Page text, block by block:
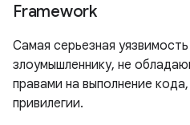
Framework
Самая серьезная
злоумышленнику, не
правами на выполнение
привилегии.